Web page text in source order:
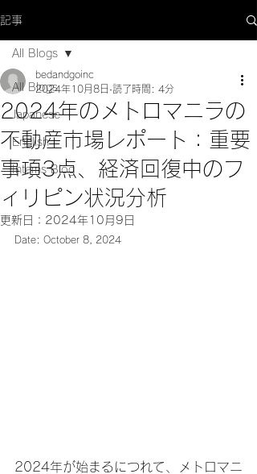
記事
All Blogs
Japanese
English
Interns Blog
All Blogs
2024年のメトロマニラの
不動産市場レポート：重要
事項3点、経済回復中のフ
ィリピン状況分析
bedandgoinc
2024年10月8日 読了時間: 4分
更新日： 2024年10月9日
Date: October 8, 2024
2024年が始まるにつれて、メトロマニ